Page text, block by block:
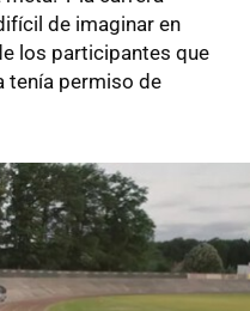
de imaginar en
los participantes que
tenía permiso de